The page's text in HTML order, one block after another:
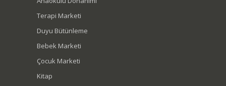
Terapi Marketi
Duyu Bütünleme
Bebek Marketi
Çocuk Marketi
Kitap